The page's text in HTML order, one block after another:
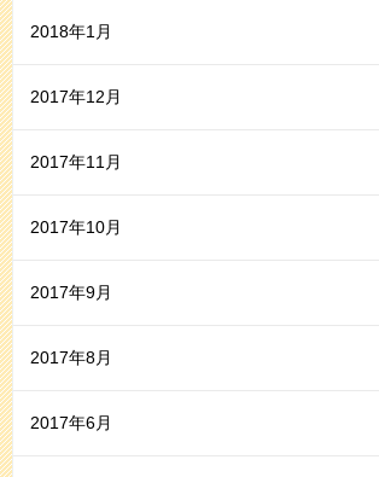
2018年1月
2017年12月
2017年11月
2017年10月
2017年9月
2017年8月
2017年6月